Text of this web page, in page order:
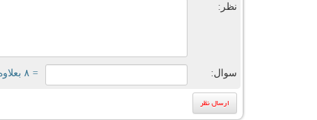
نظر:
سوال: = ۸ بعلاوه ۴